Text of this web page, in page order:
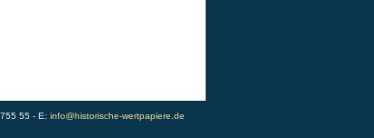
55 - E: info@historische-wertpapiere.de